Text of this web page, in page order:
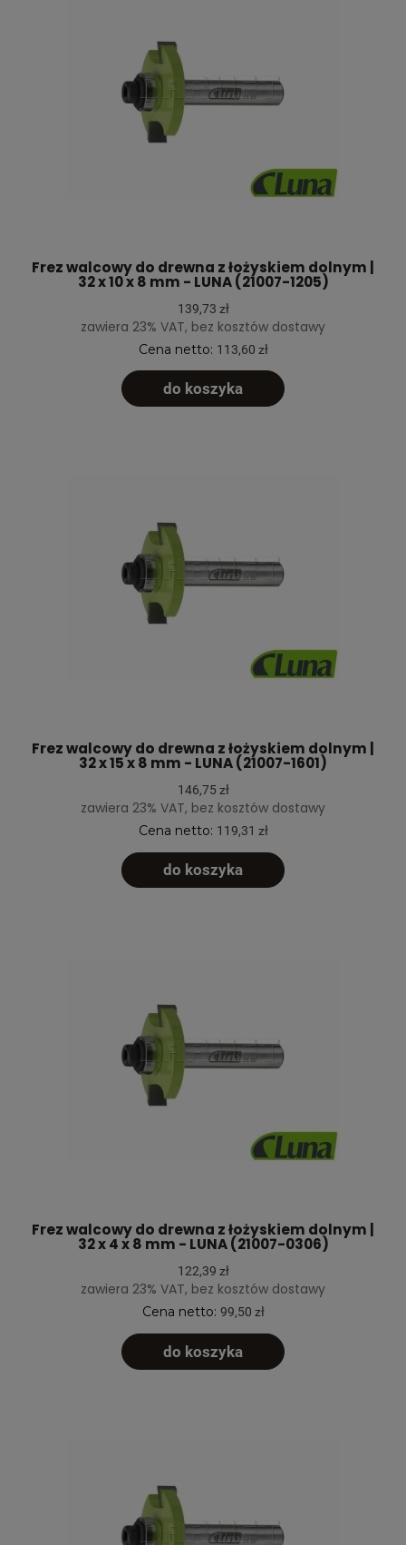
Frez walcowy do drewna z łożyskiem dolnym |
32 x 10 x 8 mm - LUNA (21007-1205)
139,73 zł
zawiera 23% VAT, bez kosztów dostawy
Cena netto: 113,60 zł
do koszyka
Frez walcowy do drewna z łożyskiem dolnym |
32 x 15 x 8 mm - LUNA (21007-1601)
146,75 zł
zawiera 23% VAT, bez kosztów dostawy
Cena netto: 119,31 zł
do koszyka
Frez walcowy do drewna z łożyskiem dolnym |
32 x 4 x 8 mm - LUNA (21007-0306)
122,39 zł
zawiera 23% VAT, bez kosztów dostawy
Cena netto: 99,50 zł
do koszyka